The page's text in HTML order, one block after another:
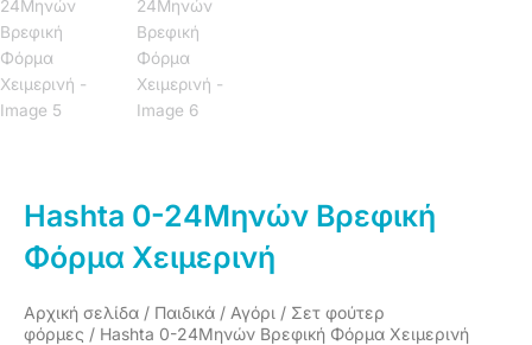
Hashta 0-24Μηνών Βρεφική
Φόρμα Χειμερινή
Αρχική σελίδα / Παιδικά / Αγόρι / Σετ φούτερ
φόρμες / Hashta 0-24Μηνών Βρεφική Φόρμα Χειμερινή